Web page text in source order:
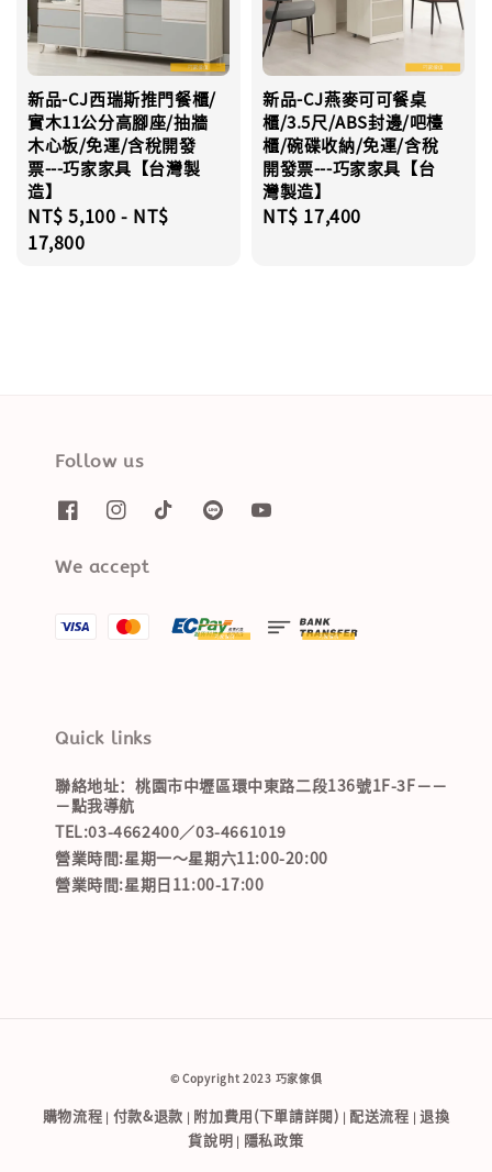
新品-CJ西瑞斯推門餐櫃/
實木11公分高腳座/抽牆
木心板/免運/含稅開發
票---巧家家具【台灣製
造】
Regular
price
NT$ 5,100 - NT$
17,800
新品-CJ燕麥可可餐桌
櫃/3.5尺/ABS封邊/吧檯
櫃/碗碟收納/免運/含稅
開發票---巧家家具【台
灣製造】
Regular
NT$ 17,400
Follow us
We accept
Quick links
聯絡地址：桃園市中壢區環中東路二段136號1F-3F－－
－點我導航
TEL:03-4662400／03-4661019
營業時間:星期一～星期六11:00-20:00
營業時間:星期日11:00-17:00
© Copyright 2023 巧家傢俱
購物流程 | 付款&退款 | 附加費用(下單請詳閱) | 配送流程 | 退換
貨說明 | 隱私政策